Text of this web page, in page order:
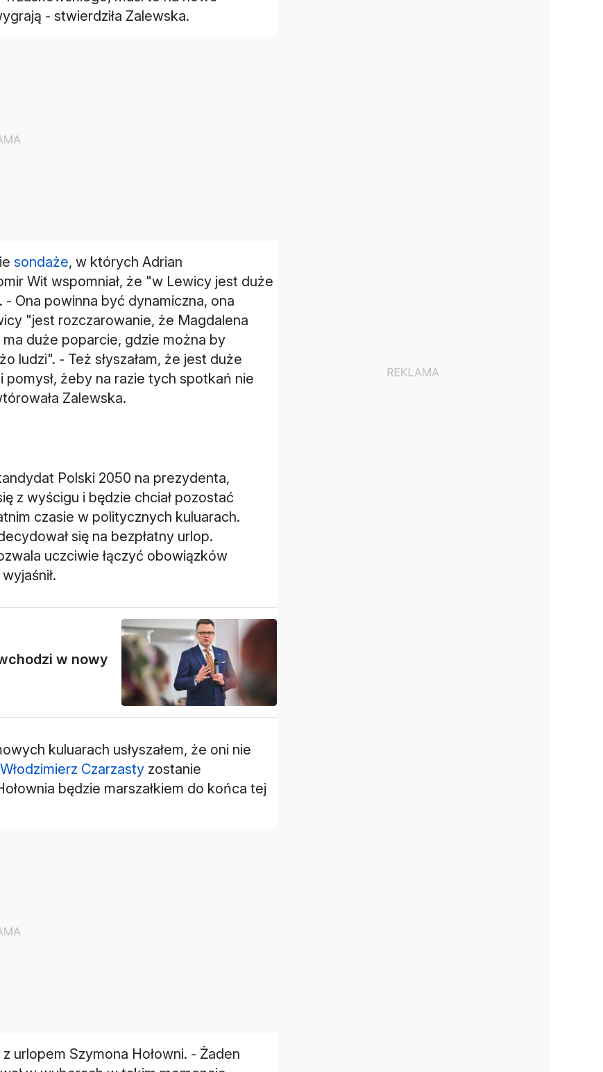
- stwierdziła Zalewska.
sondaże, w których Adrian
Wit wspomniał, że "w Lewicy jest duże
Ona powinna być dynamiczna, ona
"jest rozczarowanie, że Magdalena
duże poparcie, gdzie można by
ludzi". - Też słyszałam, że jest duże
żeby na razie tych spotkań nie
Zalewska.
Polski 2050 na prezydenta,
z wyścigu i będzie chciał pozostać
czasie w politycznych kuluarach.
się na bezpłatny urlop.
uczciwie łączyć obowiązków
w nowy
kuluarach usłyszałem, że oni nie
Włodzimierz Czarzasty zostanie
będzie marszałkiem do końca tej
urlopem Szymona Hołowni. - Żaden